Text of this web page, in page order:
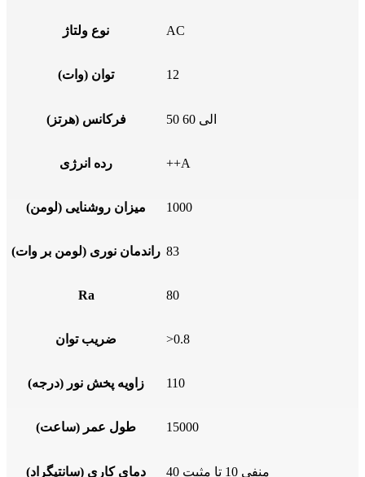
نوع ولتاژ AC
توان (وات) 12
فرکانس (هرتز) 50 الی 60
رده انرژی ++A
میزان روشنایی (لومن) 1000
راندمان نوری (لومن بر وات) 83
Ra 80
ضریب توان >0.8
زاویه پخش نور (درجه) 110
طول عمر (ساعت) 15000
دمای کاری (سانتیگراد) منفی 10 تا مثبت 40